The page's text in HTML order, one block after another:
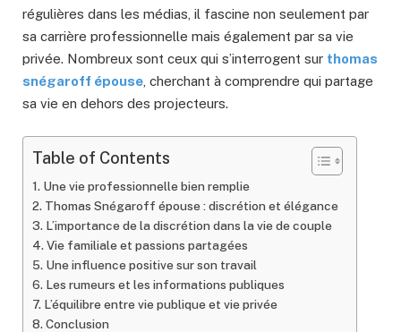
régulières dans les médias, il fascine non seulement par
sa carrière professionnelle mais également par sa vie
privée. Nombreux sont ceux qui s’interrogent sur thomas
snégaroff épouse, cherchant à comprendre qui partage
sa vie en dehors des projecteurs.
Table of Contents
Une vie professionnelle bien remplie
Thomas Snégaroff épouse : discrétion et élégance
L’importance de la discrétion dans la vie de couple
Vie familiale et passions partagées
Une influence positive sur son travail
Les rumeurs et les informations publiques
L’équilibre entre vie publique et vie privée
Conclusion